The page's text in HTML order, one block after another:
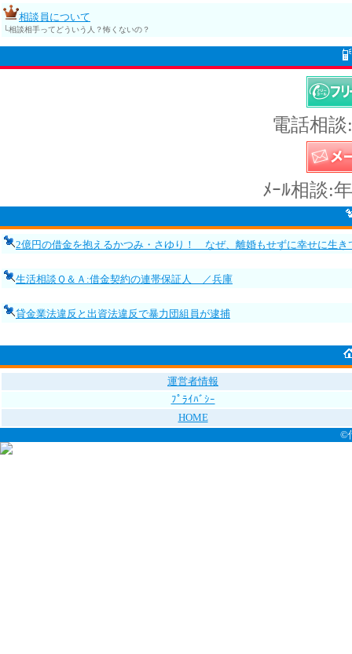
相談員について
└相談相手ってどういう人？怖くないの？
電話相
ﾒｰﾙ相談:
2億円の借金を抱えるかつみ・さゆり！ なぜ、離婚もせずに幸せに生き
生活相談Ｑ＆Ａ:借金契約の連帯保証人 ／兵庫
貸金業法違反と出資法違反で暴力団組員が逮捕
運営者情報
ﾌﾟﾗｲﾊﾞｼｰ
HOME
©